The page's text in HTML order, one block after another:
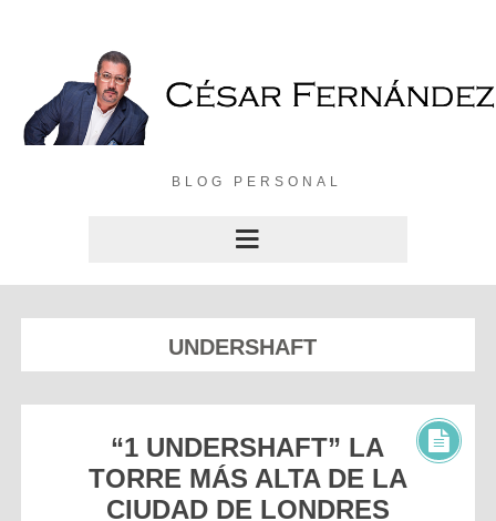
BLOG PERSONAL
UNDERSHAFT
“1 UNDERSHAFT” LA
TORRE MÁS ALTA DE LA
CIUDAD DE LONDRES